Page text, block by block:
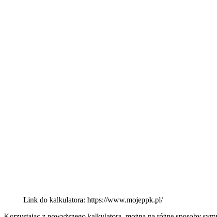
Link do kalkulatora: https://www.mojeppk.pl/